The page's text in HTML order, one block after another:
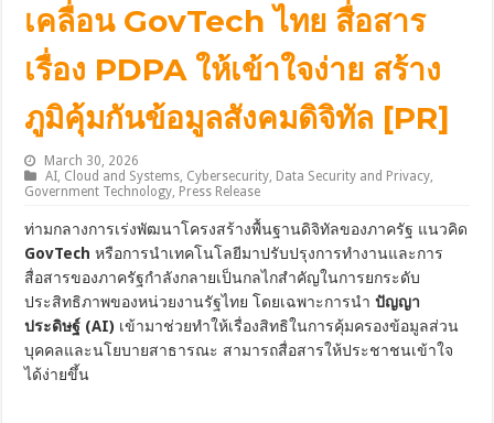
เคลื่อน GovTech ไทย สื่อสาร
เรื่อง PDPA ให้เข้าใจง่าย สร้าง
ภูมิคุ้มกันข้อมูลสังคมดิจิทัล [PR]
March 30, 2026
AI Cloud and Systems Cybersecurity Data Security and Privacy
Government Technology Press Release
ท่ามกลางการเร่งพัฒนาโครงสร้างพื้นฐานดิจิทัลของภาครัฐ แนวคิด
GovTech หรือการนำเทคโนโลยีมาปรับปรุงการทำงานและการ
สื่อสารของภาครัฐกำลังกลายเป็นกลไกสำคัญในการยกระดับ
ประสิทธิภาพของหน่วยงานรัฐไทย โดยเฉพาะการนำปัญญา
ประดิษฐ์ (AI) เข้ามาช่วยทำให้เรื่องสิทธิในการคุ้มครองข้อมูลส่วน
บุคคลและนโยบายสาธารณะ สามารถสื่อสารให้ประชาชนเข้าใจ
ได้ง่ายขึ้น